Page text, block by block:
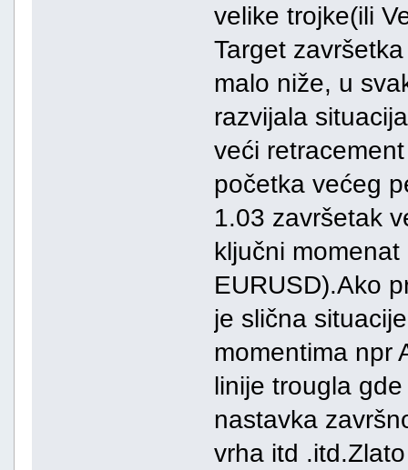
velike trojke(ili
Target
malo niže, u
razvijala
veći
početka većeg
1.03 završetak
ključni
EURUSD).Ako
je slična
momentima npr
linije trougla
nastavka
vrha itd